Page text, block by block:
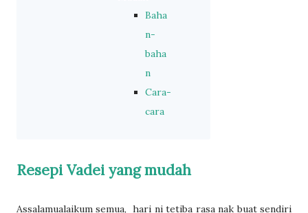
Baha
n-
baha
n
Cara-
cara
Resepi Vadei yang mudah
Assalamualaikum semua, hari ni tetiba rasa nak buat sendiri